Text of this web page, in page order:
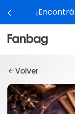
Volver